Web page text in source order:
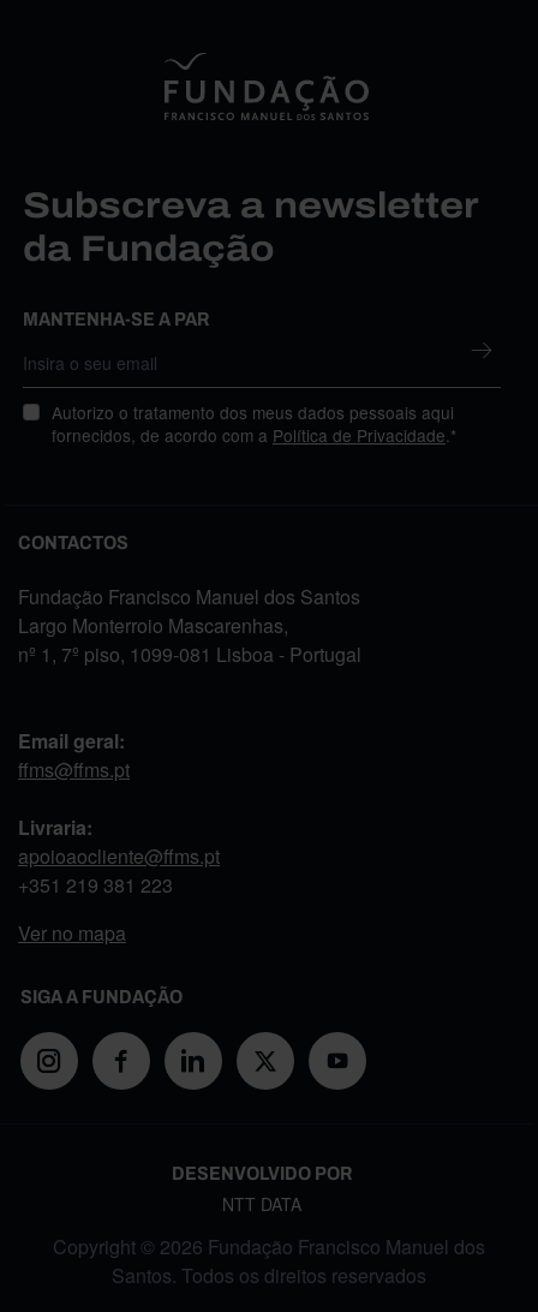
Subscreva a newsletter
da Fundação
MANTENHA-SE A PAR
Autorizo o tratamento dos meus dados pessoais aqui
fornecidos, de acordo com a Política de Privacidade .*
CONTACTOS
Fundação Francisco Manuel dos Santos
Largo Monterroio Mascarenhas,
nº 1, 7º piso, 1099-081 Lisboa - Portugal
Email geral:
ffms@ffms.pt
Livraria:
apoioaocliente@ffms.pt
+351 219 381 223
Ver no mapa
SIGA A FUNDAÇÃO
DESENVOLVIDO POR
NTT DATA
Copyright © 2026 Fundação Francisco Manuel dos
Santos. Todos os direitos reservados